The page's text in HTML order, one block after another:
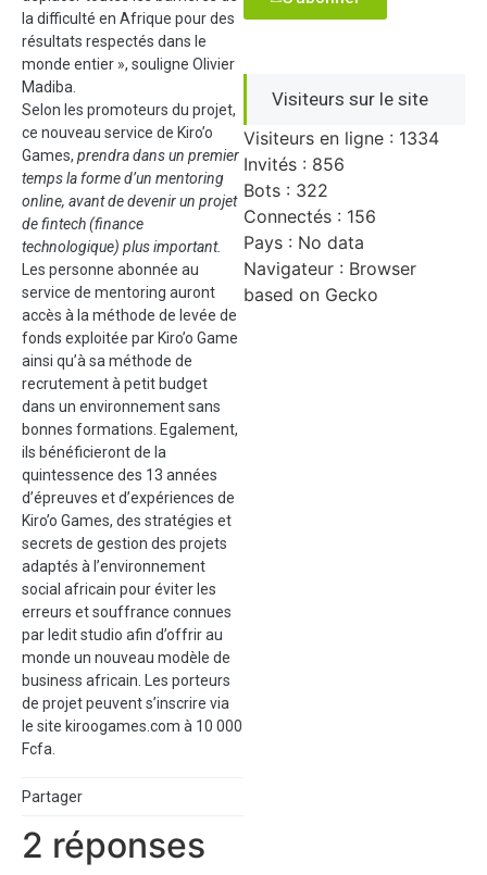
la difficulté en Afrique pour des
résultats respectés dans le
monde entier », souligne Olivier
Madiba.
Selon les promoteurs du projet,
ce nouveau service de Kiro’o
Games, prendra dans un premier
temps la forme d’un mentoring
online, avant de devenir un projet
de fintech (finance
technologique) plus important.
Les personne abonnée au
service de mentoring auront
accès à la méthode de levée de
fonds exploitée par Kiro’o Game
ainsi qu’à sa méthode de
recrutement à petit budget
dans un environnement sans
bonnes formations. Egalement,
ils bénéficieront de la
quintessence des 13 années
d’épreuves et d’expériences de
Kiro’o Games, des stratégies et
secrets de gestion des projets
adaptés à l’environnement
social africain pour éviter les
erreurs et souffrance connues
par ledit studio afin d’offrir au
monde un nouveau modèle de
business africain. Les porteurs
de projet peuvent s’inscrire via
le site kiroogames.com à 10 000
Fcfa.
Partager
2 réponses
Visiteurs sur le site
Visiteurs en ligne : 1334
Invités : 856
Bots : 322
Connectés : 156
Pays : No data
Navigateur : Browser
based on Gecko